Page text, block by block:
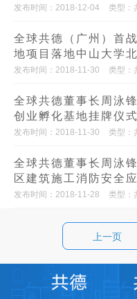
发布时间：2018-12-04 类型：
全球共德（广州）首
地项目落地中山大学
项目
发布时间：2018-11-30 类型：
全球共德董事长周泳
创业孵化基地挂牌仪
创业导师
发布时间：2018-11-30 类型：
全球共德董事长周泳
区建筑施工消防安全
大会
发布时间：2018-11-28 类型：
上一页